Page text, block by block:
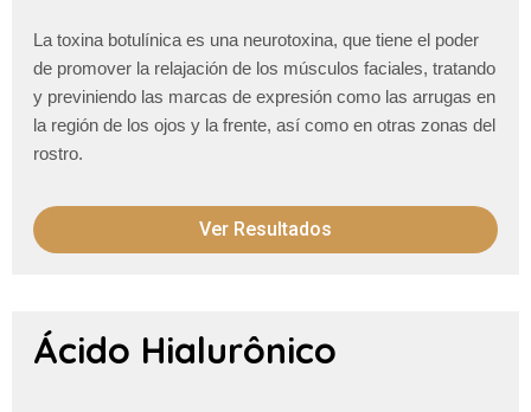
La toxina botulínica es una neurotoxina, que tiene el poder
de promover la relajación de los músculos faciales, tratando
y previniendo las marcas de expresión como las arrugas en
la región de los ojos y la frente, así como en otras zonas del
rostro.
Ver Resultados
Ácido Hialurônico